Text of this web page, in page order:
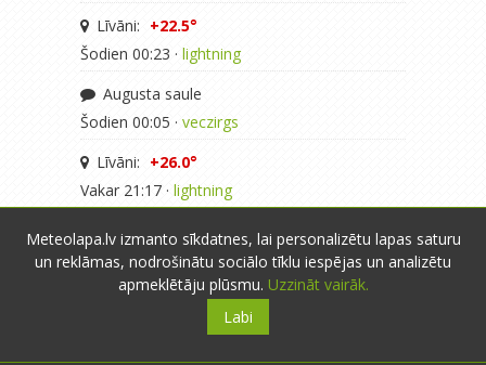
Līvāni: +22.5°
Šodien 00:23 · lightning
Augusta saule
Šodien 00:05 · veczirgs
Līvāni: +26.0°
Vakar 21:17 · lightning
Līvāni:
+29.8°
Vakar 17:24 ·lightning
Līvāni:
+30.5°
lightning
Meteolapa.lv izmanto sīkdatnes, lai personalizētu lapas saturu
un reklāmas, nodrošinātu sociālo tīklu iespējas un analizētu
apmeklētāju plūsmu. Uzzināt vairāk.
Labi